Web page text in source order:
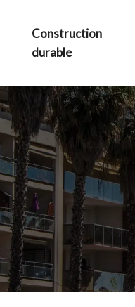
Construction
durable